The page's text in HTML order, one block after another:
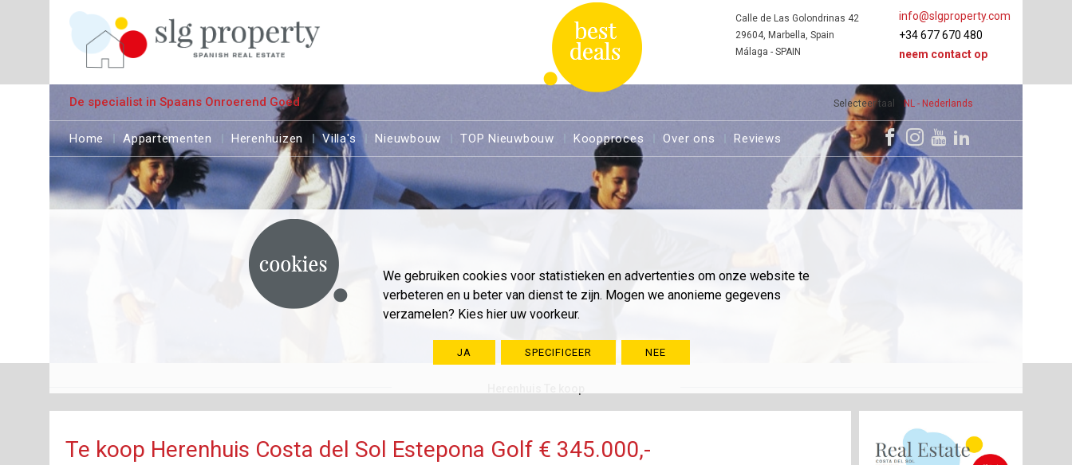
We gebruiken cookies voor statistieken en advertenties om onze website te
verbeteren en u beter van dienst te zijn. Mogen we anonieme gegevens
verzamelen? Kies hier uw voorkeur.
JA SPECIFICEER NEE
Selecteer taal NL - Nederlands
info@slgproperty.com
+34 677 670 480
neem contact op
Calle de Las Golondrinas 42
29604, Marbella, Spain
Málaga - SPAIN
De specialist in Spaans Onroerend Goed
Home Appartementen Herenhuizen Villa's Nieuwbouw TOP Nieuwbouw Koopproces Over ons Reviews
Te koop Herenhuis Costa del Sol Estepona Golf € 345.000,-